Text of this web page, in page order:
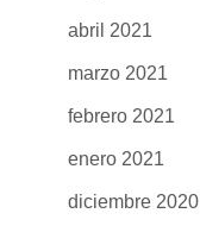
abril 2021
marzo 2021
febrero 2021
enero 2021
diciembre 2020